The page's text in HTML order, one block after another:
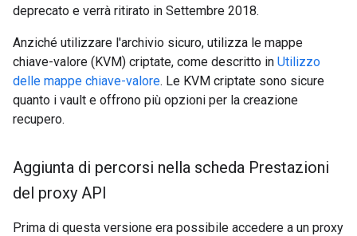
deprecato e verrà ritirato in Settembre 2018.
Anziché utilizzare l'archivio sicuro, utilizza le mappe
chiave-valore (KVM) criptate, come descritto in Utilizzo
delle mappe chiave-valore. Le KVM criptate sono sicure
quanto i vault e offrono più opzioni per la creazione
recupero.
Aggiunta di percorsi nella scheda Prestazioni
del proxy API
Prima di questa versione era possibile accedere a un proxy